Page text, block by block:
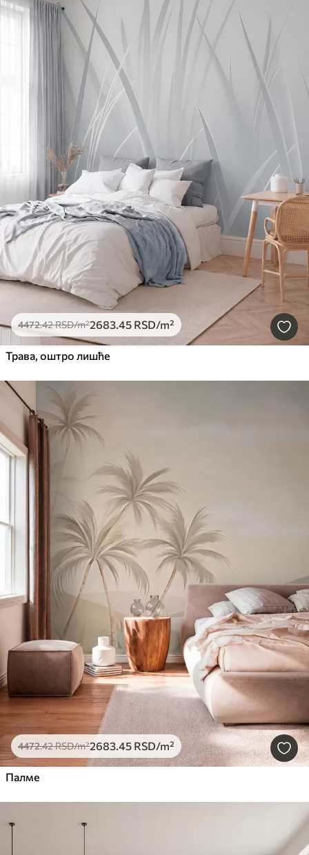
4472.42RSD/m²2683.45 RSD/m²
Трава, оштро лишће
4472.42RSD/m²2683.45 RSD/m²
Палме